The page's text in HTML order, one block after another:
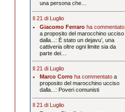
una persona che…
Il 21 di Luglio
Giacomo Ferraroha commentato
a proposito del marocchino ucciso
dalla...: È stato un dejavu’, una
cattiveria oltre ogni limite sia da
parte dei…
Il 21 di Luglio
Marco Corroha commentato a
proposito del marocchino ucciso
dalla...: Poveri comunisti
Il 21 di Luglio